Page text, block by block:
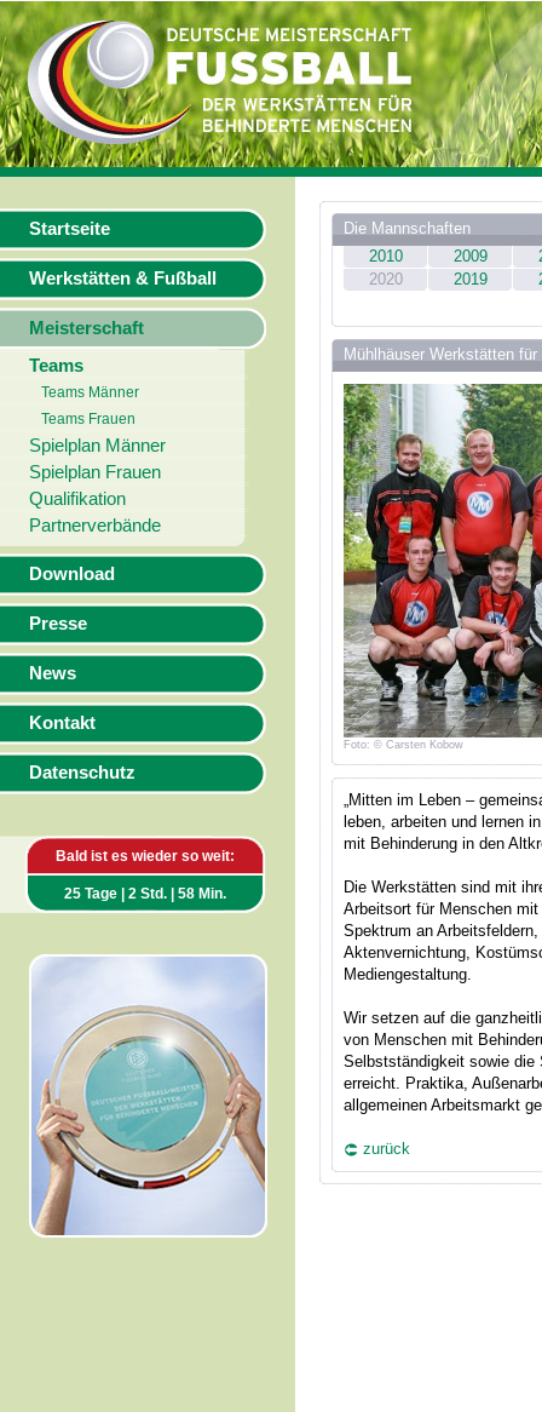
Startseite
Werkstätten & Fußball
Meisterschaft
Teams
Teams Männer
Teams Frauen
Spielplan Männer
Spielplan Frauen
Qualifikation
Partnerverbände
Download
Presse
News
Kontakt
Datenschutz
Bald ist es wieder so weit:
25 Tage | 2 Std. | 58 Min.
Die Mannschaften
2010
2009
2020
2019
Mühlhäuser Werkstätten
Foto: © Carsten Kobow
„Mitten im Leben –
leben, arbeiten und lernen
mit Behinderung in den
Die Werkstätten sind mit
Arbeitsort für Menschen
Spektrum an
Aktenvernichtung,
Mediengestaltung.
Wir setzen auf die
von Menschen mit
Selbstständigkeit sowie die
erreicht. Praktika,
allgemeinen Arbeitsmarkt
zurück